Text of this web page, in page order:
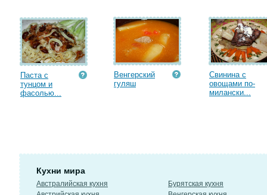
Паста с
тунцом и
фасолью...
Венгерский
гуляш
Свинина с
овощами по-
милански...
Кухни мира
Австралийская кухня
Бурятская кухня